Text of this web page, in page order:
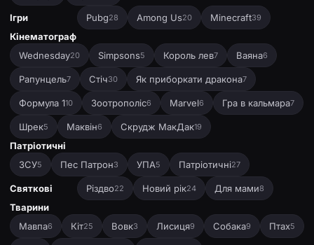
Ігри Pubg28 Among Us20 Minecraft39
Кінематограф
Wednesday20 Simpsons5 Король лев7 Ваяна6
Рапунцель7 Стіч30 Як приборкати дракона7
Формула 110 Зоотрополіс6 Marvel6 Гра в кальмара7
Шрек5 Маквін6 Скрудж МакДак19
Патріотичні
ЗСУ5 Пес Патрон3 УПА5 Патріотичні27
Святкові Різдво22 Новий рік24 Для мами8
Тварини
Мавпа6 Кіт25 Вовк3 Лисиця9 Собака9 Птах5